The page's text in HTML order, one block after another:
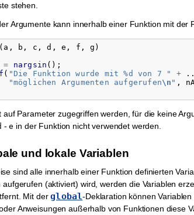
stehen.
Argumente kann innerhalb einer Funktion mit der
( a , b , c , d , e , f , g )
= nargsin ();
( " Die Funktion wurde mit %d von 7 " +
..
"möglichen Argumenten aufgerufen\n " ,
auf Parameter zugegriffen werden, für die keine
-e in der Funktion nicht verwendet werden.
und lokale Variablen
sind alle innerhalb einer Funktion definierten
aufgerufen (aktiviert) wird, werden die Variablen
Mit derglobal-Deklaration können
Anweisungen außerhalb von Funktionen diese